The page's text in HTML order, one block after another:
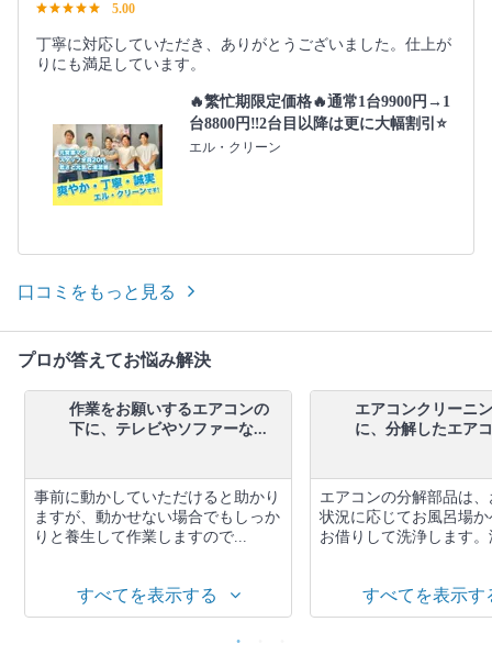
5.00
丁寧に対応していただき、ありがとうございました。仕上が
りにも満足しています。
🔥繁忙期限定価格🔥通常1台9900円→1
台8800円‼️2台目以降は更に大幅割引⭐️
エル・クリーン
口コミをもっと見る
プロが答えてお悩み解決
作業をお願いするエアコンの
下に、テレビやソファーな...
事前に動かしていただけると助かり
ますが、動かせない場合でもしっか
りと養生して作業しますので...
すべてを表示する
エアコンクリーニ
に、分解したエア
エアコンの分解部品は
状況に応じてお風呂場
お借りして洗浄します
すべてを表示す